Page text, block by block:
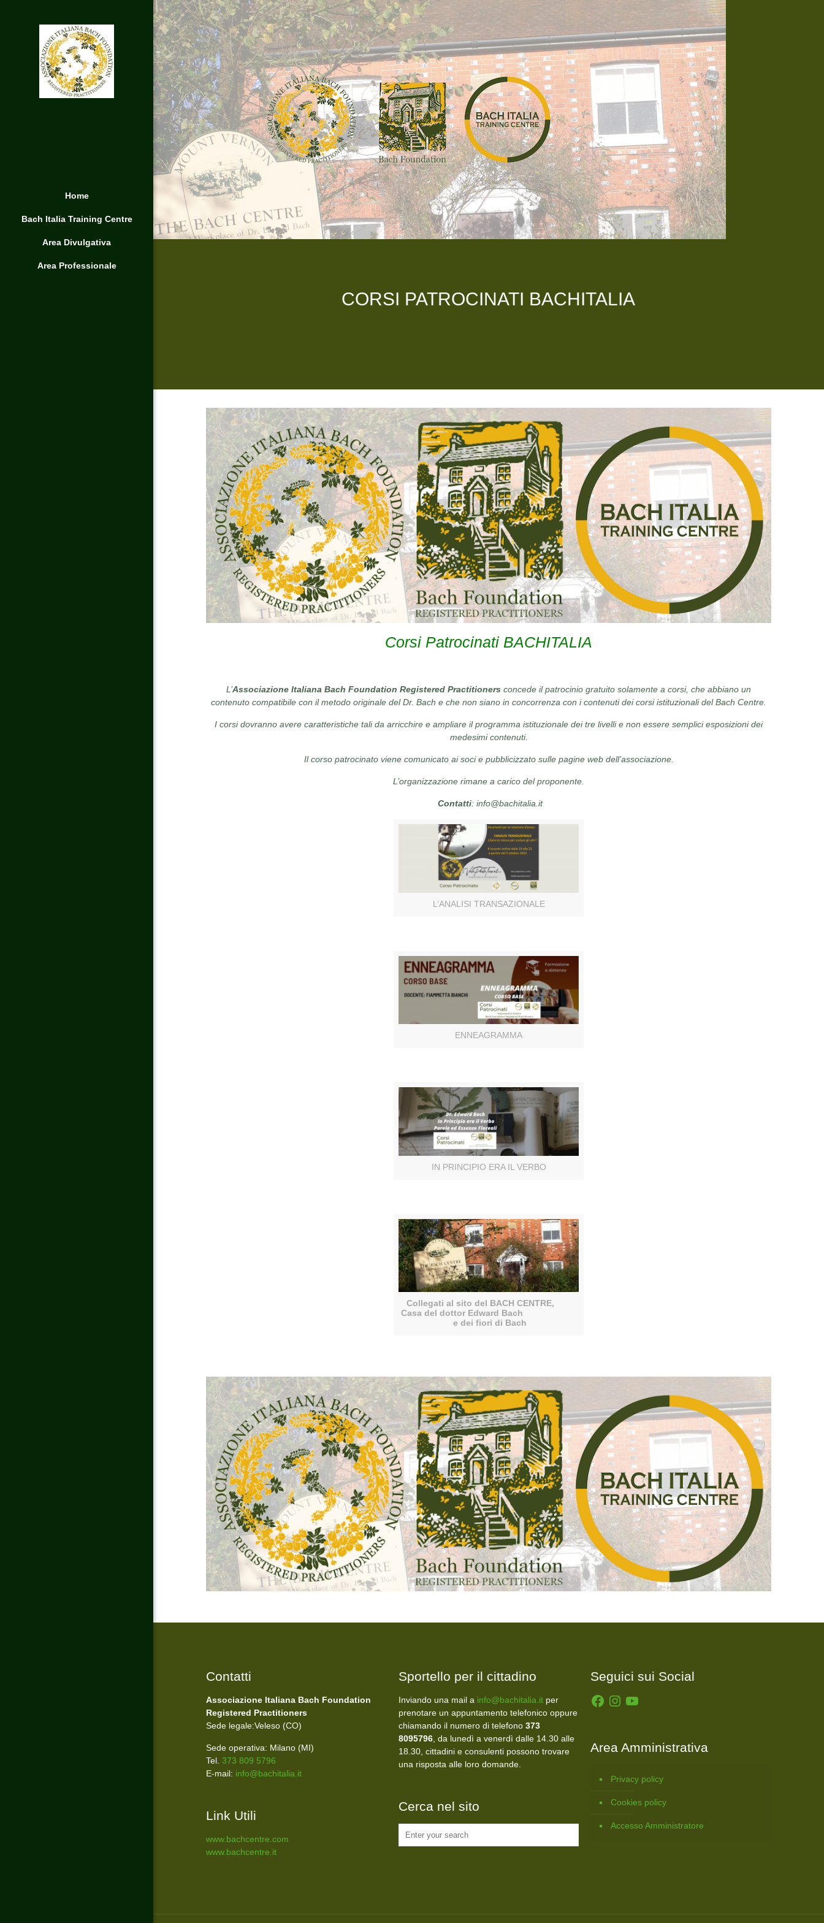
Home
Bach Italia Training Centre
Area Divulgativa
Area Professionale
CORSI PATROCINATI BACHITALIA
Corsi Patrocinati BACHITALIA
L’Associazione Italiana Bach Foundation Registered Practitioners concede il patrocinio gratuito solamente a corsi, che abbiano un
contenuto compatibile con il metodo originale del Dr. Bach e che non siano in concorrenza con i contenuti dei corsi istituzionali del Bach Centre.
I corsi dovranno avere caratteristiche tali da arricchire e ampliare il programma istituzionale dei tre livelli e non essere semplici esposizioni dei
medesimi contenuti.
Il corso patrocinato viene comunicato ai soci e pubblicizzato sulle pagine web dell’associazione.
L’organizzazione rimane a carico del proponente.
Contatti: info@bachitalia.it
L’ANALISI TRANSAZIONALE
ENNEAGRAMMA
IN PRINCIPIO ERA IL VERBO
Collegati al sito del BACH CENTRE,
Casa del dottor Edward Bach
e dei fiori di Bach
Contatti
Associazione Italiana Bach Foundation
Registered Practitioners
Sede legale:Veleso (CO)
Sede operativa: Milano (MI)
Tel.373 809 5796
E-mail: info@bachitalia.it
Link Utili
www.bachcentre.com
www.bachcentre.it
Sportello per il cittadino
Inviando una mail a info@bachitalia.itper
prenotare un appuntamento telefonico oppure
chiamando il numero di telefono 373
8095796, da lunedì a venerdì dalle 14.30 alle
18.30, cittadini e consulenti possono trovare
una risposta alle loro domande.
Cerca nel sito
Seguici sui Social
Facebook
Instagram
YouTube
Area Amministrativa
Privacy policy
Cookies policy
Accesso Amministratore